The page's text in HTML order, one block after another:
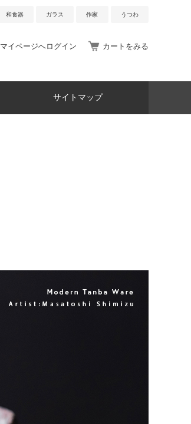
和食器 ガラス 作家 うつわ
マイページへログイン カートをみる
サイトマップ